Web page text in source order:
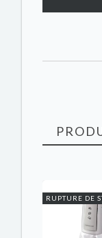
RUPTURE DE